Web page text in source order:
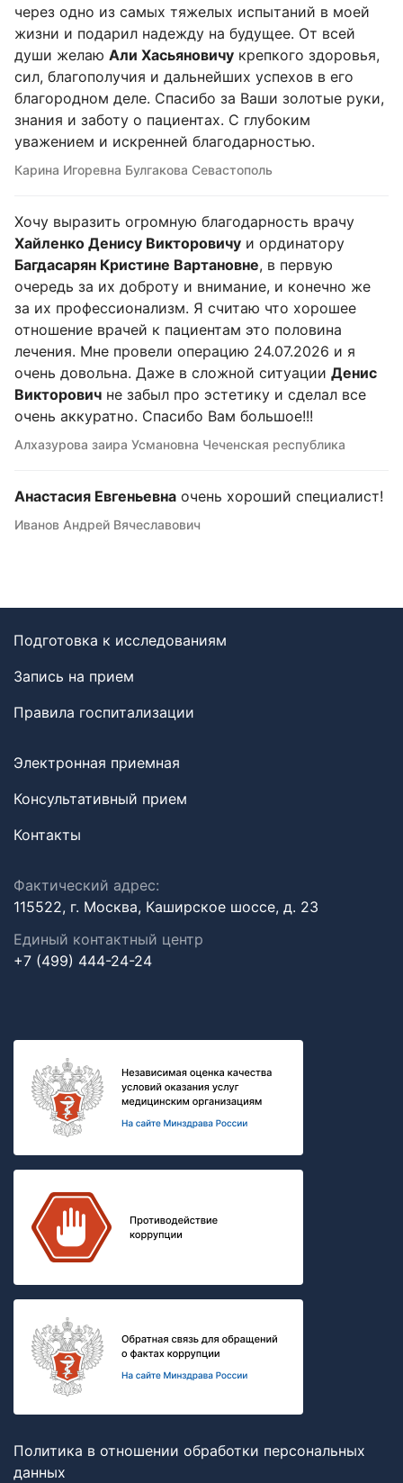
через одно из самых тяжелых испытаний в моей
жизни и подарил надежду на будущее. От всей
души желаю Али Хасьяновичу крепкого здоровья,
сил, благополучия и дальнейших успехов в его
благородном деле. Спасибо за Ваши золотые руки,
знания и заботу о пациентах. С глубоким
уважением и искренней благодарностью.
Карина Игоревна Булгакова Севастополь
Хочу выразить огромную благодарность врачу
Хайленко Денису Викторовичу и ординатору
Багдасарян Кристине Вартановне, в первую
очередь за их доброту и внимание, и конечно же
за их профессионализм. Я считаю что хорошее
отношение врачей к пациентам это половина
лечения. Мне провели операцию 24.07.2026 и я
очень довольна. Даже в сложной ситуации Денис
Викторович не забыл про эстетику и сделал все
очень аккуратно. Спасибо Вам большое!!!
Алхазурова заира Усмановна Чеченская республика
Анастасия Евгеньевна очень хороший специалист!
Иванов Андрей Вячеславович
Подготовка к исследованиям
Запись на прием
Правила госпитализации
Электронная приемная
Консультативный прием
Контакты
Фактический адрес:
115522, г. Москва, Каширское шоссе, д. 23
Единый контактный центр
+7 (499) 444-24-24
Политика в отношении обработки персональных
данных